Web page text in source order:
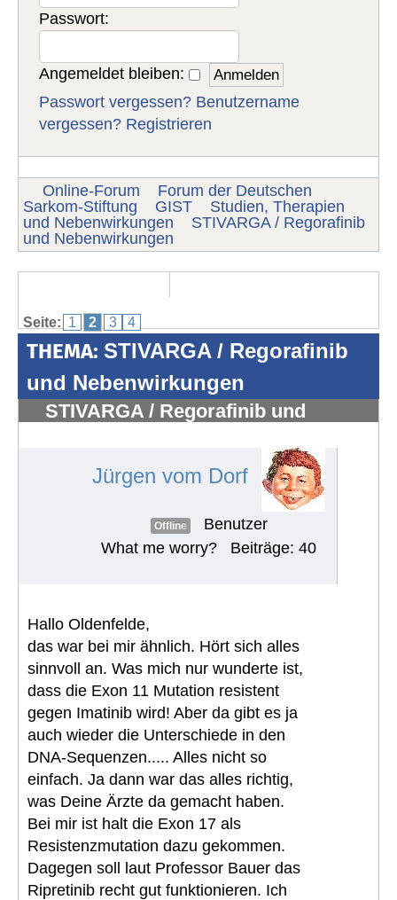
Passwort:
Angemeldet bleiben:
Passwort vergessen? Benutzername
vergessen? Registrieren
Online-Forum
Forum der Deutschen
Sarkom-Stiftung
GIST
Studien, Therapien
und Nebenwirkungen
STIVARGA / Regorafinib
und Nebenwirkungen
Seite: 1 2 3 4
THEMA: STIVARGA / Regorafinib
und Nebenwirkungen
STIVARGA / Regorafinib und
Jürgen vom Dorf
Offline
Benutzer
What me worry?
Beiträge: 40
Hallo Oldenfelde,
das war bei mir ähnlich. Hört sich alles
sinnvoll an. Was mich nur wunderte ist,
dass die Exon 11 Mutation resistent
gegen Imatinib wird! Aber da gibt es ja
auch wieder die Unterschiede in den
DNA-Sequenzen..... Alles nicht so
einfach. Ja dann war das alles richtig,
was Deine Ärzte da gemacht haben.
Bei mir ist halt die Exon 17 als
Resistenzmutation dazu gekommen.
Dagegen soll laut Professor Bauer das
Ripretinib recht gut funktionieren. Ich